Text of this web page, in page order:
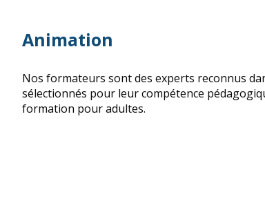
Animation
Nos formateurs sont des experts reconnus
sélectionnés pour leur compétence
formation pour adultes.